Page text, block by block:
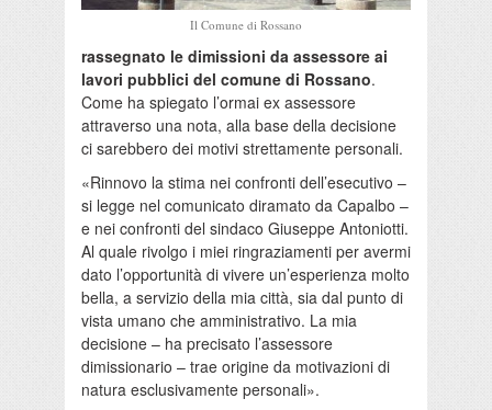
Il Comune di Rossano
rassegnato le dimissioni da assessore ai
lavori pubblici del comune di Rossano.
Come ha spiegato l’ormai ex assessore
attraverso una nota, alla base della decisione
ci sarebbero dei motivi strettamente personali.
«Rinnovo la stima nei confronti dell’esecutivo –
si legge nel comunicato diramato da Capalbo –
e nei confronti del sindaco Giuseppe Antoniotti.
Al quale rivolgo i miei ringraziamenti per avermi
dato l’opportunità di vivere un’esperienza molto
bella, a servizio della mia città, sia dal punto di
vista umano che amministrativo. La mia
decisione – ha precisato l’assessore
dimissionario – trae origine da motivazioni di
natura esclusivamente personali».